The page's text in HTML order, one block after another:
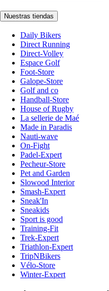
Nuestras tiendas
Daily Bikers
Direct Running
Direct-Volley
Espace Golf
Foot-Store
Galope-Store
Golf and co
Handball-Store
House of Rugby
La sellerie de Maé
Made in Paradis
Nauti-wave
On-Fight
Padel-Expert
Pecheur-Store
Pet and Garden
Slowood Interior
Smash-Expert
Sneak'In
Sneakids
Sport is good
Training-Fit
Trek-Expert
Triathlon-Expert
TripNBikers
Vélo-Store
Winter-Expert